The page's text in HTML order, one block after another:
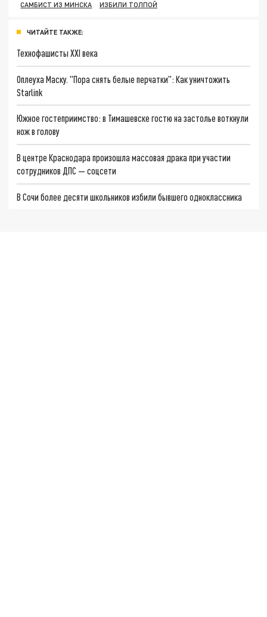
САМБИСТ ИЗ МИНСКА
ИЗБИЛИ ТОЛПОЙ
ЧИТАЙТЕ ТАКЖЕ:
Технофашисты XXI века
Оплеуха Маску. "Пора снять белые перчатки": Как уничтожить
Starlink
Южное гостеприимство: в Тимашевске гостю на застолье воткнули
нож в голову
В центре Краснодара произошла массовая драка при участии
сотрудников ДПС — соцсети
В Сочи более десяти школьников избили бывшего одноклассника